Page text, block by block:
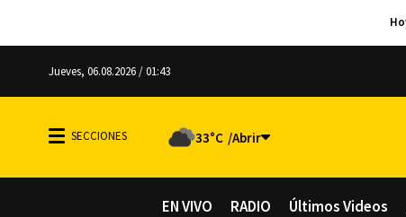
Jueves, 06.08.2026 / 01:43
33°C
EN VIVO RADIO Últimos Videos